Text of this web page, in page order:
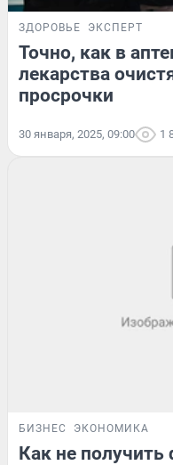
ЗДОРОВЬЕ ЭКСПЕРТ
Точно, как в
лекарства
просрочки
30 января, 2025, 09:00 1
БИЗНЕС ЭКОНОМИКА
Как не получить